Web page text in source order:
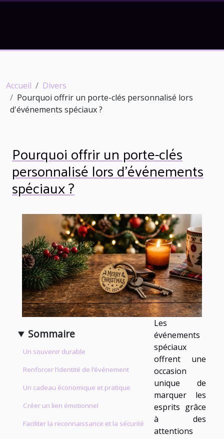
Accueil
Divers
Pourquoi offrir un porte-clés personnalisé lors
d'événements spéciaux ?
Pourquoi offrir un porte-clés
personnalisé lors d'événements
spéciaux ?
Sommaire
Un souvenir durable
Renforcer l’identité de l’événement
Un cadeau économique et pratique
Créer un lien émotionnel
Faciliter la reconnaissance et la sécurité
Les
événements
spéciaux
offrent une
occasion
unique de
marquer les
esprits grâce
à des
attentions